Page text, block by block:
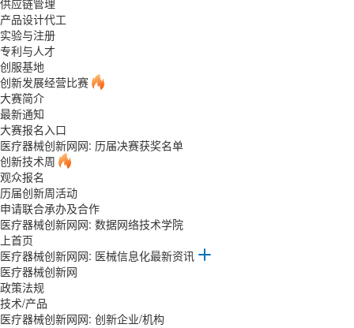
供应链管理
产品设计代工
实验与注册
专利与人才
创服基地
创新发展经营比赛
大赛简介
最新通知
大赛报名入口
医疗器械创新网网: 历届决赛获奖名单
创新技术周
观众报名
历届创新周活动
申请联合承办及合作
医疗器械创新网网: 数据网络技术学院
上首页
医疗器械创新网网: 医械信息化最新资讯
医疗器械创新网
政策法规
技术/产品
医疗器械创新网网: 创新企业/机构